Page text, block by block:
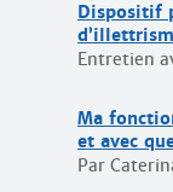
Dispositif
Entretien
Ma
et avec
Par